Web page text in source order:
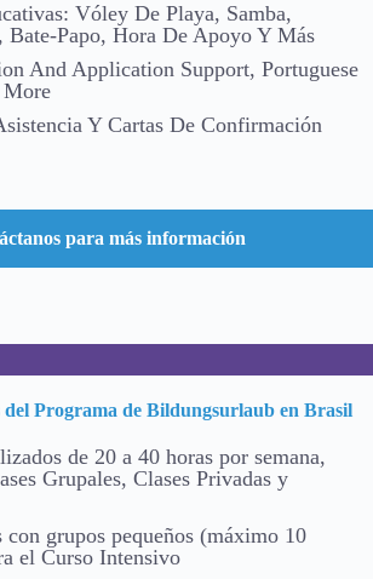
Vóley De Playa, Samba,
Bate-Papo, Hora De Apoyo Y Más
And Application Support, Portuguese
Y Cartas De Confirmación
para más información
del Programa de Bildungsurlaub en Brasil
de 20 a 40 horas por semana,
Grupales, Clases Privadas y
con grupos pequeños (máximo 10
el Curso Intensivo